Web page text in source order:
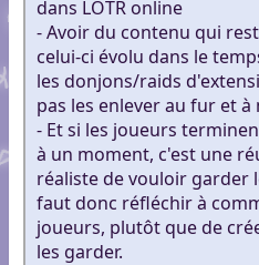
dans LOTR online
- Avoir du contenu qui
celui-ci évolu dans le
les donjons/raids
pas les enlever au fur et à
- Et si les joueurs
à un moment, c'est une
réaliste de vouloir garder
faut donc réfléchir à
joueurs, plutôt que de
les garder.